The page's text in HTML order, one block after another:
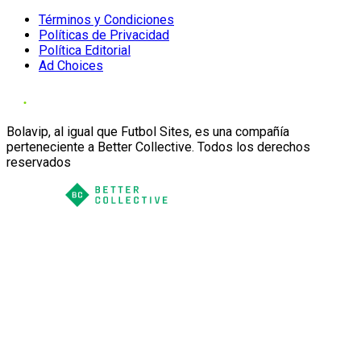
Términos y Condiciones
Políticas de Privacidad
Política Editorial
Ad Choices
Bolavip, al igual que Futbol Sites, es una compañía
perteneciente a Better Collective. Todos los derechos
reservados